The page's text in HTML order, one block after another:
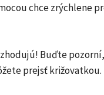
chce zrýchlene
Buďte pozorní,
prejsť križovatkou.